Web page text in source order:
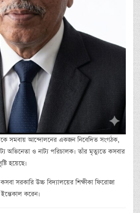
সমবায় আন্দোলনের একজন নিবেদিত সংগঠক,
অভিনেতা ও নাট্য পরিচালক। তাঁর মৃত্যুতে কসবার
হয়েছে।
কসবা সরকারি উচ্চ বিদ্যালয়ের শিক্ষীকা ফিরোজা
করেন।